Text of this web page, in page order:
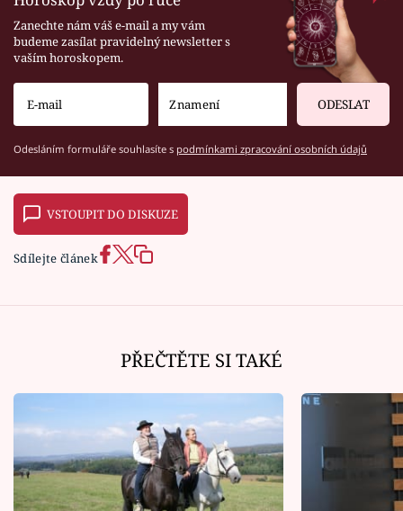
Zanechte nám váš e-mail a my vám
budeme zasílat pravidelný newsletter s
vaším horoskopem.
ODESLAT
Odesláním formuláře souhlasíte s podmínkami zpracování osobních údajů
VSTOUPIT DO DISKUZE
Sdílejte článek
PŘEČTĚTE SI TAKÉ